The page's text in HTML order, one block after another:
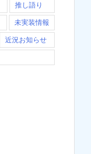
推し語り
未実装情報
近況お知らせ